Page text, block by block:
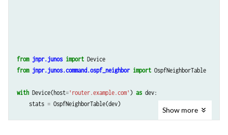
from jnpr.junos import Device
from jnpr.junos.command.ospf_neighbor import OspfNeighborTable
with Device(host='router.example.com' ) as dev:
stats = OspfNeighborTable(dev)
Show more